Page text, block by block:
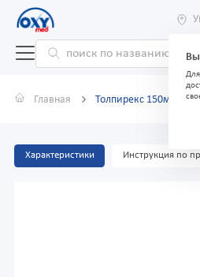
Главная Толпирекс 150мг №30
Характеристики Инструкция по